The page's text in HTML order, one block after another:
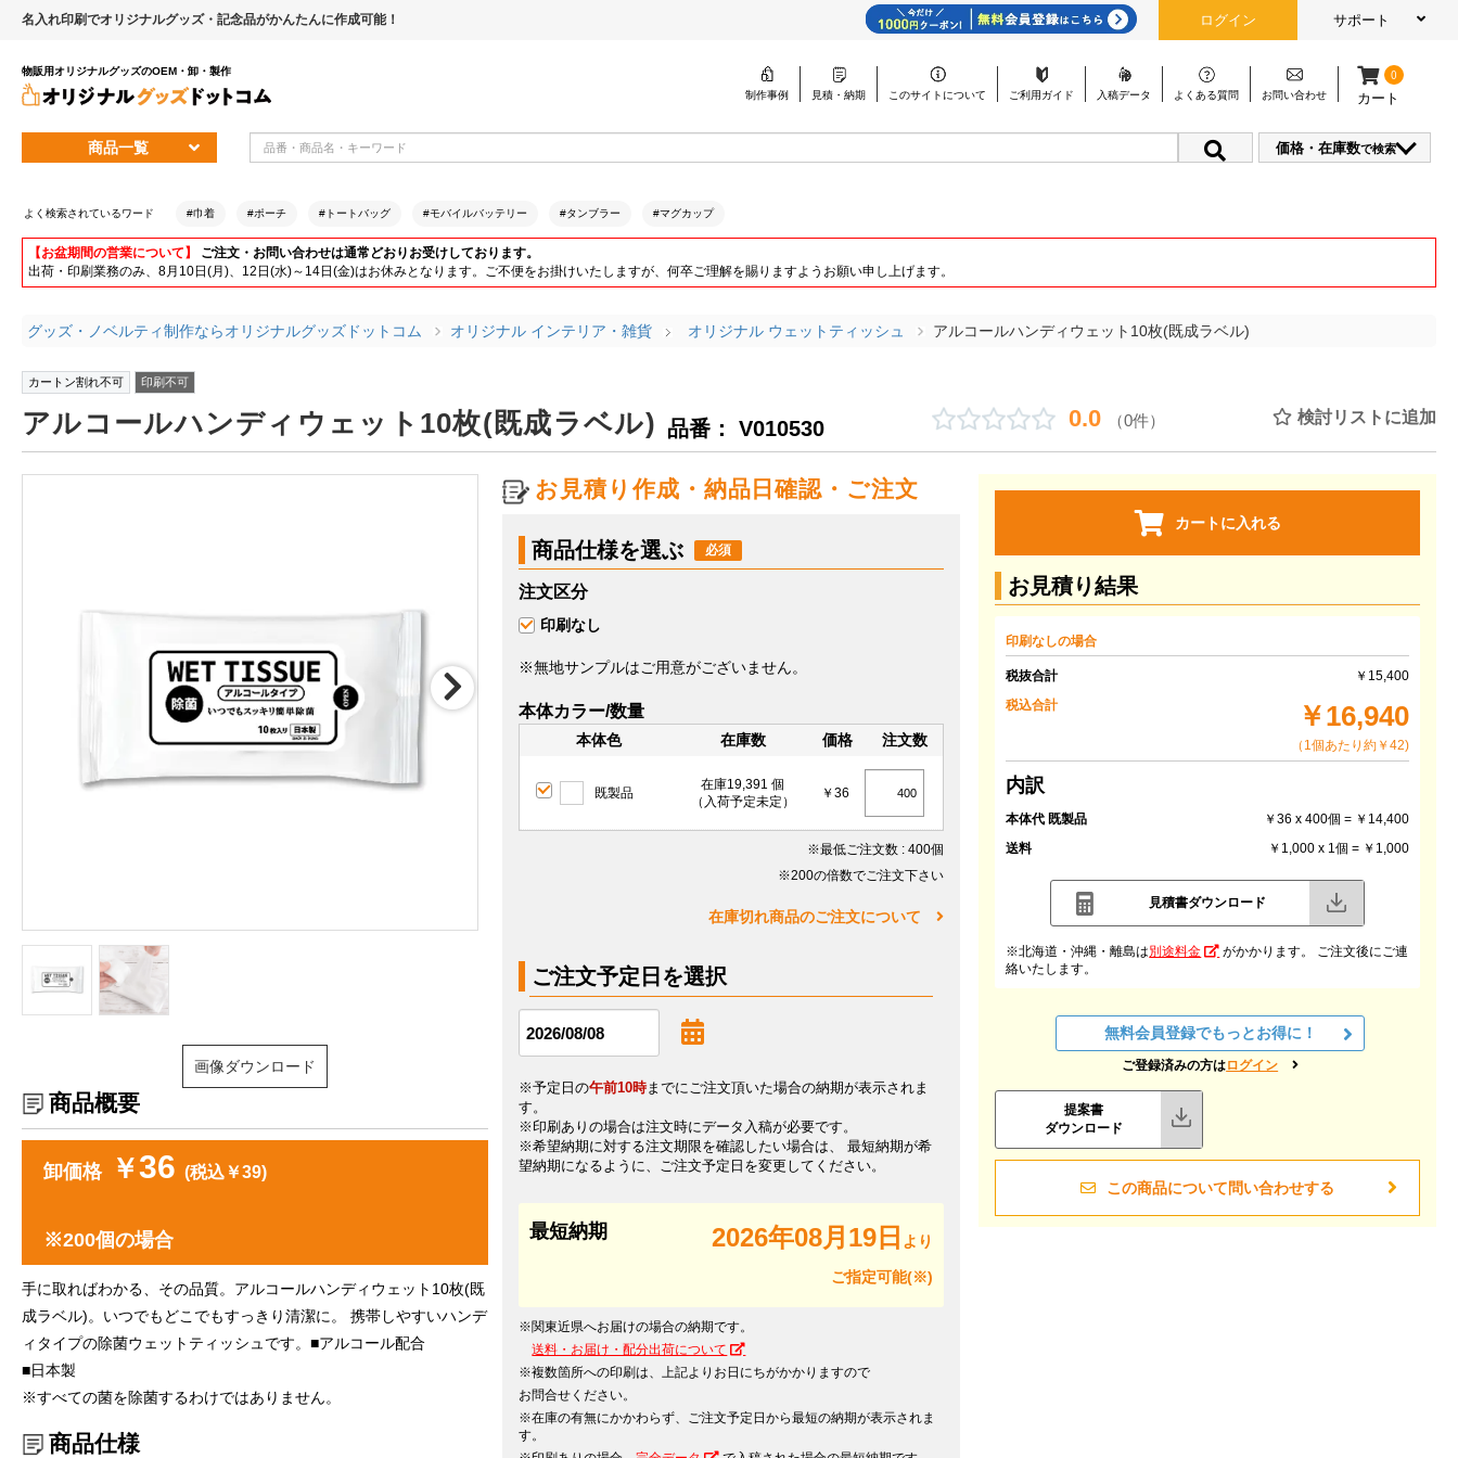
名入れ印刷でオリジナルグッズ・記念品がかんたんに作成可能！ ログイン サポート
物販用オリジナルグッズのOEM・卸・製作
制作事例
見積・納期 このサイトについて ご利用ガイド 入稿データ よくある質問 お問い合わせ
0
カート
商品一覧 価格・在庫数で検索
よく検索されているワード #巾着 #ポーチ #トートバッグ #モバイルバッテリー #タンブラー #マグカップ
【お盆期間の営業について】
ご注文・お問い合わせは通常どおりお受けしております。
出荷・印刷業務のみ、8月10日(月)、12日(水)～14日(金)はお休みとなります。ご不便をお掛けいたしますが、何卒ご理解を賜りますようお願い申し上げます。
グッズ・ノベルティ制作ならオリジナルグッズドットコム オリジナル インテリア・雑貨 オリジナル ウェットティッシュ アルコールハンディウェット10枚(既成ラベル)
カートン割れ不可 印刷不可
アルコールハンディウェット10枚(既成ラベル) 品番： V010530 0.0 （0件） 検討リストに追加
画像ダウンロード
商品概要
卸価格 ￥36 (税込￥39)
※200個の場合
手に取ればわかる、その品質。アルコールハンディウェット10枚(既
成ラベル)。いつでもどこでもすっきり清潔に。 携帯しやすいハンデ
ィタイプの除菌ウェットティッシュです。■アルコール配合
■日本製
※すべての菌を除菌するわけではありません。
商品仕様
お見積り作成・納品日確認・ご注文
商品仕様を選ぶ
注文区分
印刷なし
※無地サンプルはご用意がございません。
本体カラー/数量
本体色 在庫数 価格 注文数
既製品
在庫19,391 個
（入荷予定未定）
￥36
※最低ご注文数 : 400個
※200の倍数でご注文下さい
在庫切れ商品のご注文について
ご注文予定日を選択
※予定日の午前10時までにご注文頂いた場合の納期が表示されま
す。
※印刷ありの場合は注文時にデータ入稿が必要です。
※希望納期に対する注文期限を確認したい場合は、 最短納期が希
望納期になるように、ご注文予定日を変更してください。
最短納期 2026年08月19日 より
ご指定可能(※)
※関東近県へお届けの場合の納期です。
送料・お届け・配分出荷について
※複数箇所への印刷は、上記よりお日にちがかかりますので
お問合せください。
※在庫の有無にかかわらず、ご注文予定日から最短の納期が表示されま
す。
カートに入れる
お見積り結果
印刷なしの場合
税抜合計
￥15,400
税込合計
￥16,940
（1個あたり約￥42)
内訳
本体代 既製品
￥36 x 400個 = ￥14,400
送料
￥1,000 x 1個 = ￥1,000
見積書ダウンロード
※北海道・沖縄・離島は別途料金
がかかります。 ご注文後にご連
絡いたします。
無料会員登録でもっとお得に！
ご登録済みの方はログイン
提案書
ダウンロード
この商品について問い合わせする